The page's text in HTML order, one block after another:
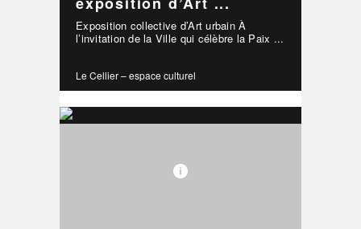
Exposition collective d’Art urbain À
l’invitation de la Ville qui célèbre la Paix ...
Le Cellier – espace culturel